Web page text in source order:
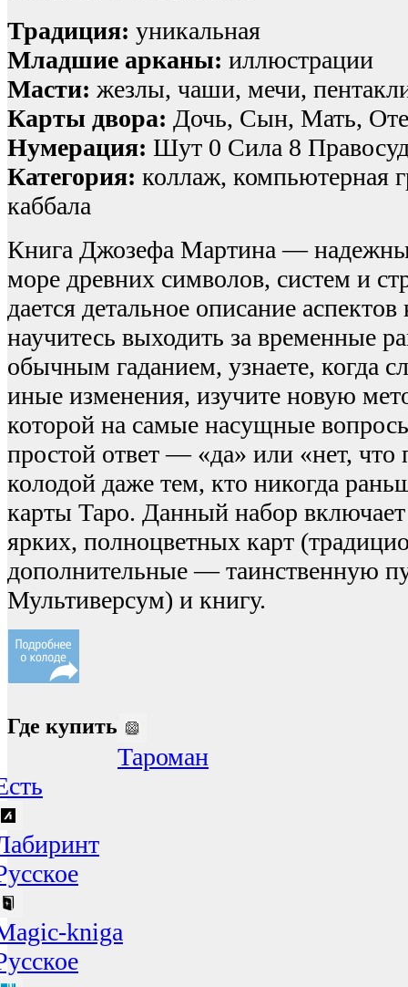
Традиция: уникальная
Младшие арканы: иллюстрации
Масти: жезлы, чаши, мечи,
Карты двора: Дочь, Сын, Мать,
Нумерация: Шут 0 Сила 8
Категория: коллаж, компьютерная
каббала
Книга Джозефа Мартина —
море древних символов, систем и
дается детальное описание
научитесь выходить за временные
обычным гаданием, узнаете, когда
иные изменения, изучите новую
которой на самые насущные
простой ответ — «да» или «нет, что
колодой даже тем, кто никогда
карты Таро. Данный набор включает
ярких, полноцветных карт
дополнительные — таинственную
Мультиверсум) и книгу.
Где купить
Тароман
kniga